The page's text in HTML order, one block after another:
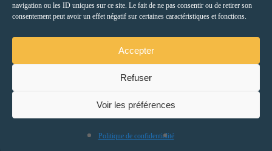
navigation ou les ID uniques sur ce site. Le fait de ne pas consentir ou de retirer son
consentement peut avoir un effet négatif sur certaines caractéristiques et fonctions.
Accepter
Refuser
Voir les préférences
Politique de confidentialité